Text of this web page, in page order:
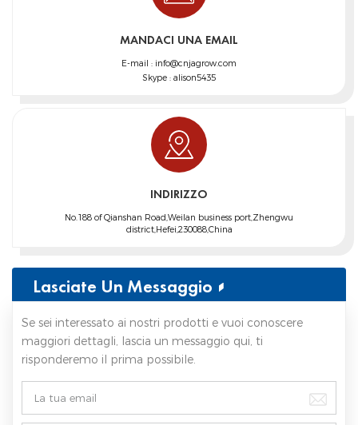
MANDACI UNA EMAIL
E-mail : info@cnjagrow.com
Skype : alison5435
INDIRIZZO
No.188 of Qianshan Road,Weilan business port,Zhengwu
district,Hefei,230088,China
Lasciate Un Messaggio
Se sei interessato ai nostri prodotti e vuoi conoscere
maggiori dettagli, lascia un messaggio qui, ti
risponderemo il prima possibile.